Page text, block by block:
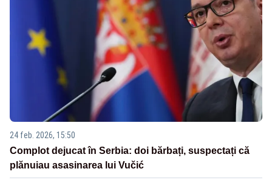
24 feb. 2026, 15:50
Complot dejucat în Serbia: doi bărbați, suspectați că
plănuiau asasinarea lui Vučić